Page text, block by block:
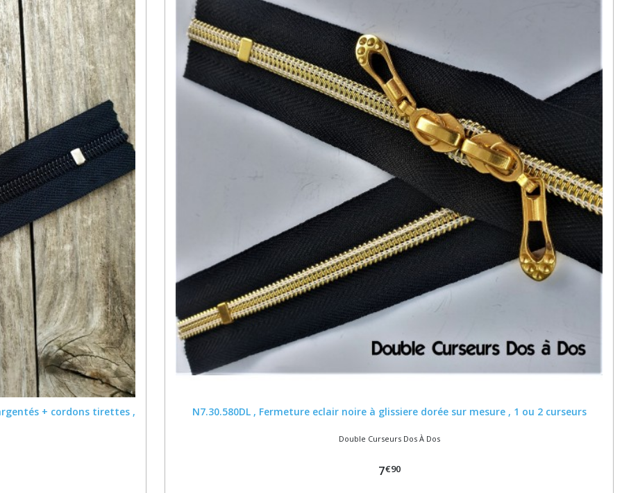
+ cordons tirettes ,
N7.30.580DL , Fermeture eclair noire à glissiere dorée sur mesure , 1 ou 2 curseurs
Double Curseurs Dos À Dos
7€90